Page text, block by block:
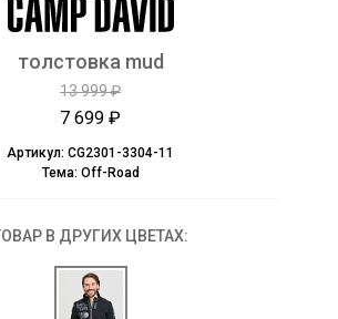
толстовка mud
13 999 ₽
7 699 ₽
Артикул: CG2301-3304-11
Тема: Off-Road
В ДРУГИХ ЦВЕТАХ: